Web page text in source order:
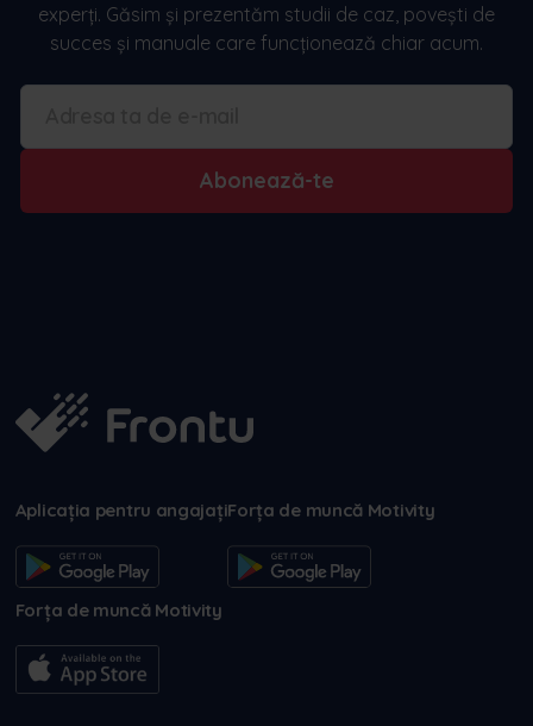
experți. Găsim și prezentăm studii de caz, povești de
succes și manuale care funcționează chiar acum.
Abonează-te
Aplicația pentru angajațiForța de muncă Motivity
Forța de muncă Motivity